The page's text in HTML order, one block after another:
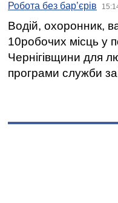
Робота без бар’єрів
Водій, охоронник,
10робочих місць у
Чернігівщини для
програми служби